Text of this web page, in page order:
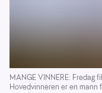
MANGE VINNERE: Fredag
Hovedvinneren er en mann